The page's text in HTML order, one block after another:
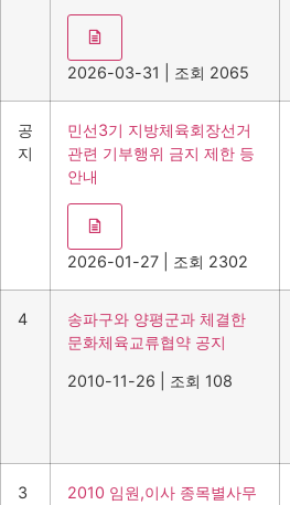
2026-03-31 조회 2065
공
지
민선3기 지방체육회장선거
관련 기부행위 금지 제한 등
안내
2026-01-27 조회 2302
4
송파구와 양평군과 체결한
문화체육교류협약 공지
2010-11-26 조회 108
3
2010 임원,이사 종목별사무